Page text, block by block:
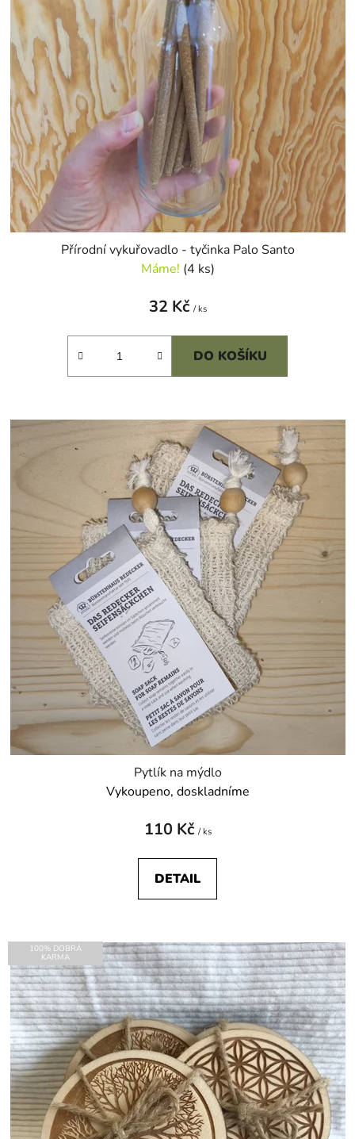
d
u
k
t
ů
r
o
d
u
k
t
ů
Přírodní vykuřovadlo - tyčinka Palo Santo
Máme! (4 ks)
32 Kč / ks
DO KOŠÍKU
Pytlík na mýdlo
Vykoupeno, doskladníme
110 Kč / ks
DETAIL
100% DOBRÁ
KARMA